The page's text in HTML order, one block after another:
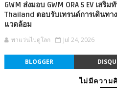
GWM ส่งมอบ GWM ORA 5 EV เสริ
Thailand ตอบรับเทรนด์การเดินท
แวดล้อม
พาแว่นไปดูโลก Jul 24, 2026
BLOGGER
ไม่มีความ